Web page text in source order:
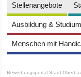
Stellenangebote
Ausbildung & Studium
Menschen mit
Bewerbungsportal Stadt